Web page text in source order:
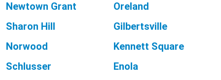
Newtown Grant
Oreland
Sharon Hill
Gilbertsville
Norwood
Kennett Square
Schlusser
Enola